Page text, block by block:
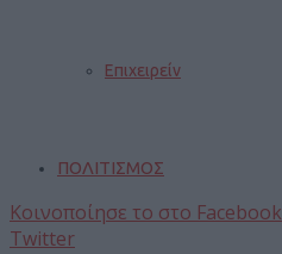
Επιχειρείν
ΠΟΛΙΤΙΣΜΟΣ
Κοινοποίησε το στο Facebook
Twitter